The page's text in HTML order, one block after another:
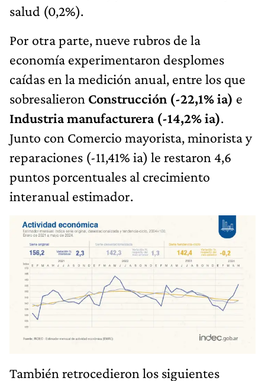
salud (0,2%).
Por otra parte, nueve rubros de la
economía experimentaron desplomes
caídas en la medición anual, entre los que
sobresalieron Construcción (-22,1% ia) e
Industria manufacturera (-14,2% ia).
Junto con Comercio mayorista, minorista y
reparaciones (-11,41% ia) le restaron 4,6
puntos porcentuales al crecimiento
interanual estimador.
También retrocedieron los siguientes